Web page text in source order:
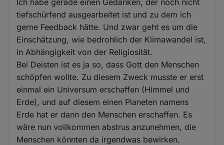
tiefschürfend ausgearbeitet ist und zu dem ich
gerne Feedback hätte. Und zwar geht es um die
Einschätzung, wie bedrohlich der Klimawandel ist,
in Abhängigkeit von der Religiosität.
Bei Deisten ist es ja so, dass Gott den Menschen
schöpfen wollte. Zu diesem Zweck musste er erst
einmal ein Universum erschaffen (Himmel und
Erde), und auf diesem einen Planeten namens
Erde hat er dann den Menschen erschaffen. Es
wäre nun vollkommen abstrus anzunehmen, die
Menschen könnten da irgendwas bewirken.